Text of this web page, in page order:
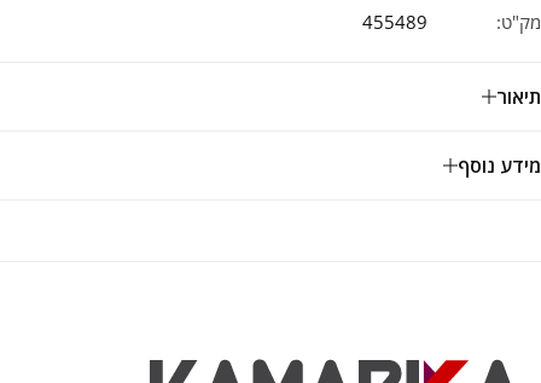
מק"ט: 455489
תיאור
מידע נוסף